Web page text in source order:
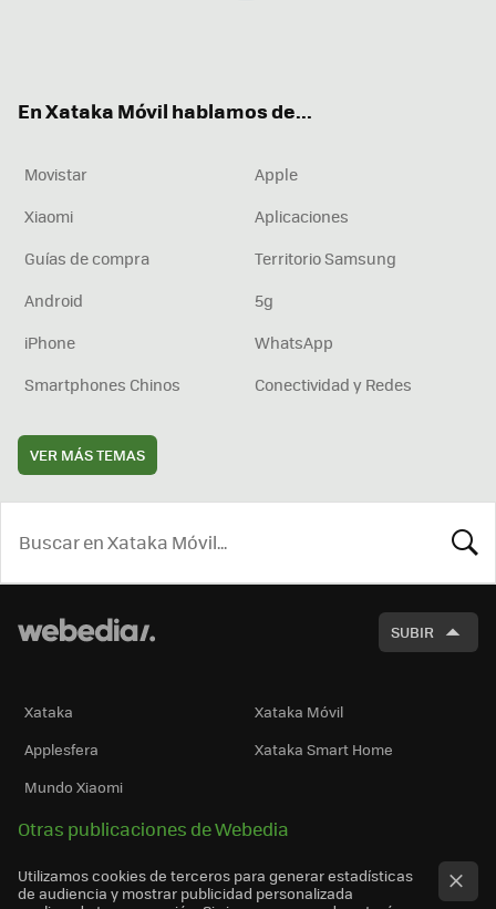
En Xataka Móvil hablamos de...
Movistar
Apple
Xiaomi
Aplicaciones
Guías de compra
Territorio Samsung
Android
5g
iPhone
WhatsApp
Smartphones Chinos
Conectividad y Redes
VER MÁS TEMAS
SUBIR
Xataka
Xataka Móvil
Applesfera
Xataka Smart Home
Mundo Xiaomi
Otras publicaciones de Webedia
Utilizamos cookies de terceros para generar estadísticas
de audiencia y mostrar publicidad personalizada